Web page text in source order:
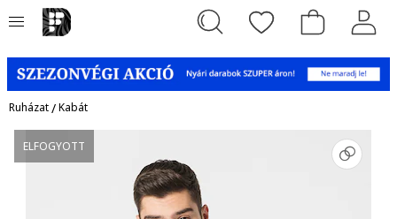
Ruházat/Kabát
ELFOGYOTT